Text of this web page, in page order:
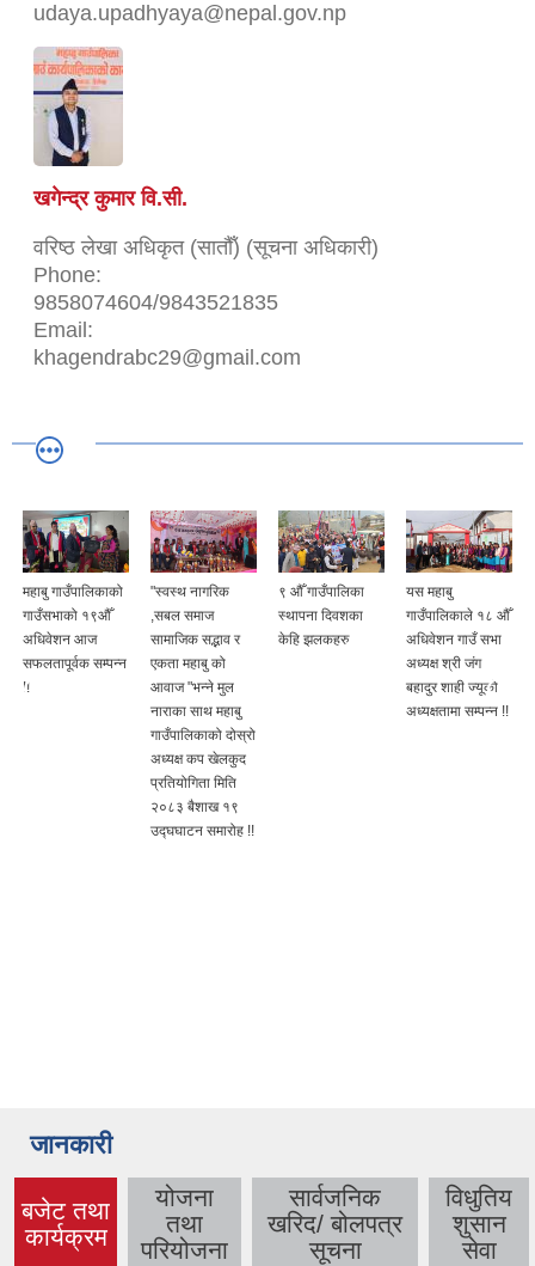
udaya.upadhyaya@nepal.gov.np
खगेन्द्र कुमार वि.सी.
वरिष्ठ लेखा अधिकृत (सातौँ) (सूचना अधिकारी)
Phone:
9858074604/9843521835
Email:
khagendrabc29@gmail.com
महाबु गाउँपालिकाको
गाउँसभाको १९औँ
अधिवेशन आज
सफलतापूर्वक सम्पन्न
!!
"स्वस्थ नागरिक
,सबल समाज
सामाजिक सद्भाव र
एकता महाबु को
आवाज "भन्ने मुल
नाराका साथ महाबु
गाउँपालिकाको दोस्रो
अध्यक्ष कप खेलकुद
प्रतियोगिता मिति
२०८३ बैशाख १९
उद्घघाटन समारोह !!
९ औँ गाउँपालिका
स्थापना दिवशका
केहि झलकहरु
यस महाबु
गाउँपालिकाले १८ औँ
अधिवेशन गाउँ सभा
अध्यक्ष श्री जंग
बहादुर शाही ज्यूको
अध्यक्षतामा सम्पन्न !!
जानकारी
बजेट तथा
कार्यक्रम
(active
योजना
तथा
परियोजना
सार्वजनिक
खरिद/ बोलपत्र
सूचना
विधुतिय
शुसान
सेवा